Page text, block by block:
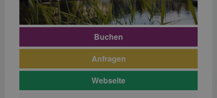
Buchen
Anfragen
Webseite